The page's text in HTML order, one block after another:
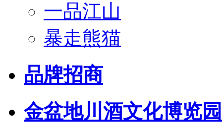
一品江山
暴走熊猫
品牌招商
金盆地川酒文化博览园